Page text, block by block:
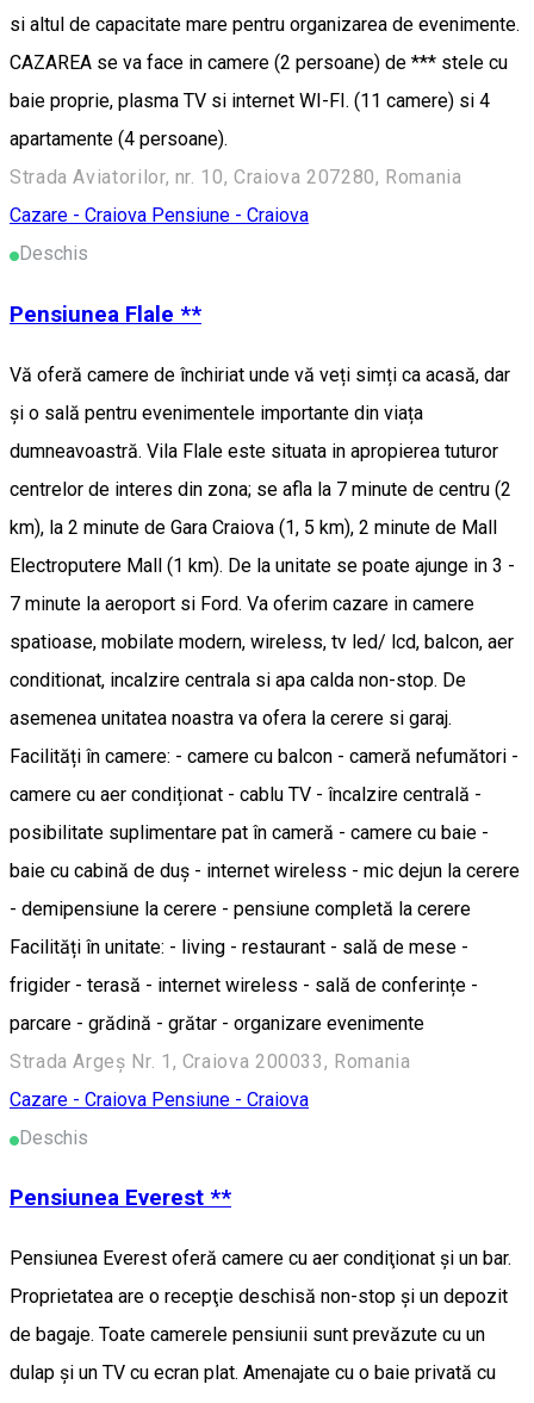
si altul de capacitate mare pentru organizarea de evenimente.
CAZAREA se va face in camere (2 persoane) de *** stele cu
baie proprie, plasma TV si internet WI-FI. (11 camere) si 4
apartamente (4 persoane).
Strada Aviatorilor, nr. 10, Craiova 207280, Romania
Cazare - Craiova Pensiune - Craiova
Deschis
Pensiunea Flale **
Vă oferă camere de închiriat unde vă veți simți ca acasă, dar
și o sală pentru evenimentele importante din viața
dumneavoastră. Vila Flale este situata in apropierea tuturor
centrelor de interes din zona; se afla la 7 minute de centru (2
km), la 2 minute de Gara Craiova (1, 5 km), 2 minute de Mall
Electroputere Mall (1 km). De la unitate se poate ajunge in 3 -
7 minute la aeroport si Ford. Va oferim cazare in camere
spatioase, mobilate modern, wireless, tv led/ lcd, balcon, aer
conditionat, incalzire centrala si apa calda non-stop. De
asemenea unitatea noastra va ofera la cerere si garaj.
Facilități în camere: - camere cu balcon - cameră nefumători -
camere cu aer condiționat - cablu TV - încalzire centrală -
posibilitate suplimentare pat în cameră - camere cu baie -
baie cu cabină de duș - internet wireless - mic dejun la cerere
- demipensiune la cerere - pensiune completă la cerere
Facilități în unitate: - living - restaurant - sală de mese -
frigider - terasă - internet wireless - sală de conferințe -
parcare - grădină - grătar - organizare evenimente
Strada Argeș Nr. 1, Craiova 200033, Romania
Cazare - Craiova Pensiune - Craiova
Deschis
Pensiunea Everest **
Pensiunea Everest oferă camere cu aer condiţionat şi un bar.
Proprietatea are o recepţie deschisă non-stop şi un depozit
de bagaje. Toate camerele pensiunii sunt prevăzute cu un
dulap şi un TV cu ecran plat. Amenajate cu o baie privată cu